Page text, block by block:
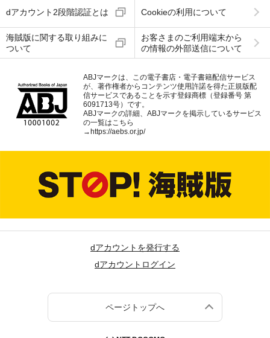
dアカウント2段階認証とは Cookieの利用について
海賊版に関する取り組みに
ついて
お客さまのご利用端末から
の情報の外部送信について
ABJマークは、この電子書店・電子書籍配信サービス
が、著作権者からコンテンツ使用許諾を得た正規版配
信サービスであることを示す登録商標（登録番号 第
6091713号）です。
ABJマークの詳細、ABJマークを掲示しているサービス
の一覧はこちら
→https://aebs.or.jp/
dアカウントを発行する
dアカウントログイン
ページトップへ